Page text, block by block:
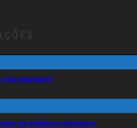
é tão importante?
um estágio no estrangeiro